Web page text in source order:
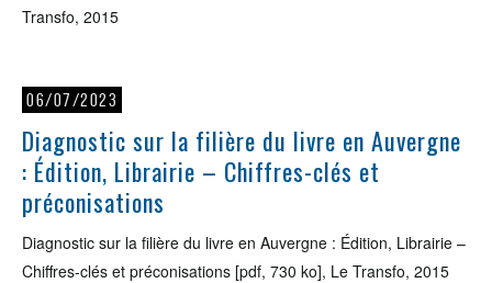
Transfo, 2015
06/07/2023
Diagnostic sur la filière du livre en Auvergne
: Édition, Librairie – Chiffres-clés et
préconisations
Diagnostic sur la filière du livre en Auvergne : Édition, Librairie –
Chiffres-clés et préconisations [pdf, 730 ko], Le Transfo, 2015